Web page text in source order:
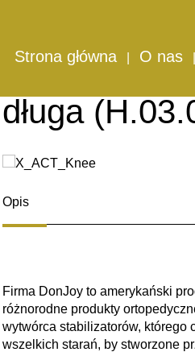
Strona główna O nas
Donjoy X-
długa
Opis
Firma DonJoyto amerykański
różnorodne produkty
wytwórca stabilizatorów, którego
wszelkich starań, by stworzone